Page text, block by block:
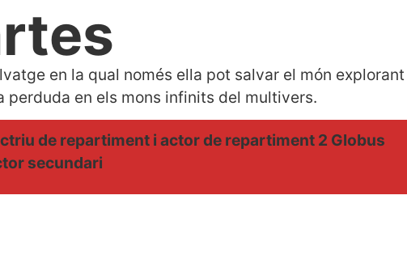
en la qual només ella pot salvar el món explorant
perduda en els mons infinits del multivers.
de repartiment i actor de repartiment 2 Globus
secundari